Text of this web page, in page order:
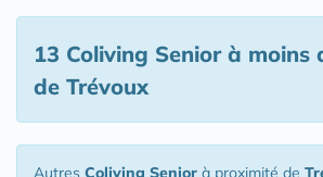
13 Coliving Seniorà moins
de Trévoux
Autres Coliving Senior à proximité de